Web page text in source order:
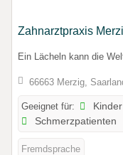
Zahnarztpraxis
Ein Lächeln kann die
66663 Merzig,
Geeignet für: Kinder
Schmerzpatienten
Fremdsprache